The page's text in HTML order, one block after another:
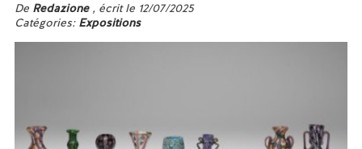
De Redazione , écrit le 12/07/2025
Catégories: Expositions